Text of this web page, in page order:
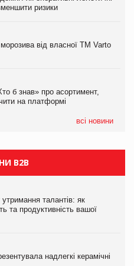
ризики
від власної ТМ Varto
б знав» про асортимент,
на платформі
всі новини
б знав» про асортимент,
VARUS з’явилися паучі
мережу магазинів
B2B
утримання талантів: як
та продуктивність вашої
надлегкі керамічні